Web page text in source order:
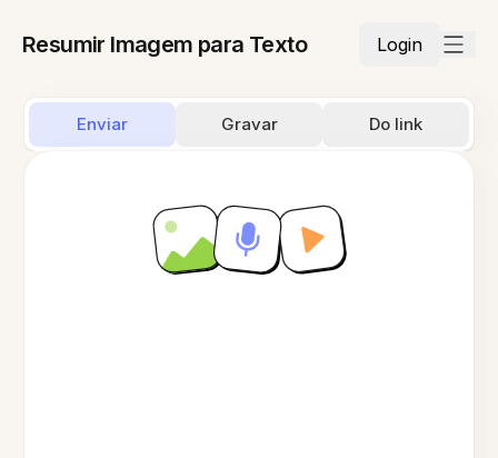
Resumir Imagem para Texto Login
Enviar Gravar Do link